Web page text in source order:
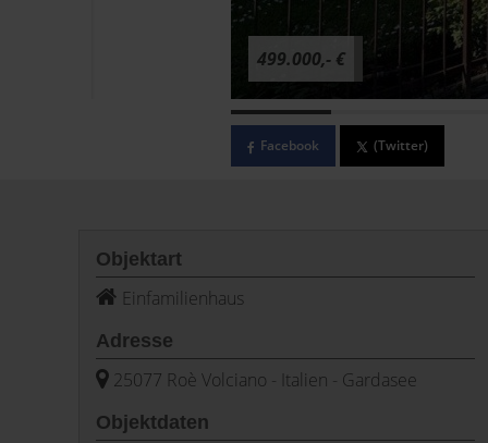
499.000,- €
Facebook (Twitter)
Objektart
Einfamilienhaus
Adresse
25077 Roè Volciano - Italien - Gardasee
Objektdaten